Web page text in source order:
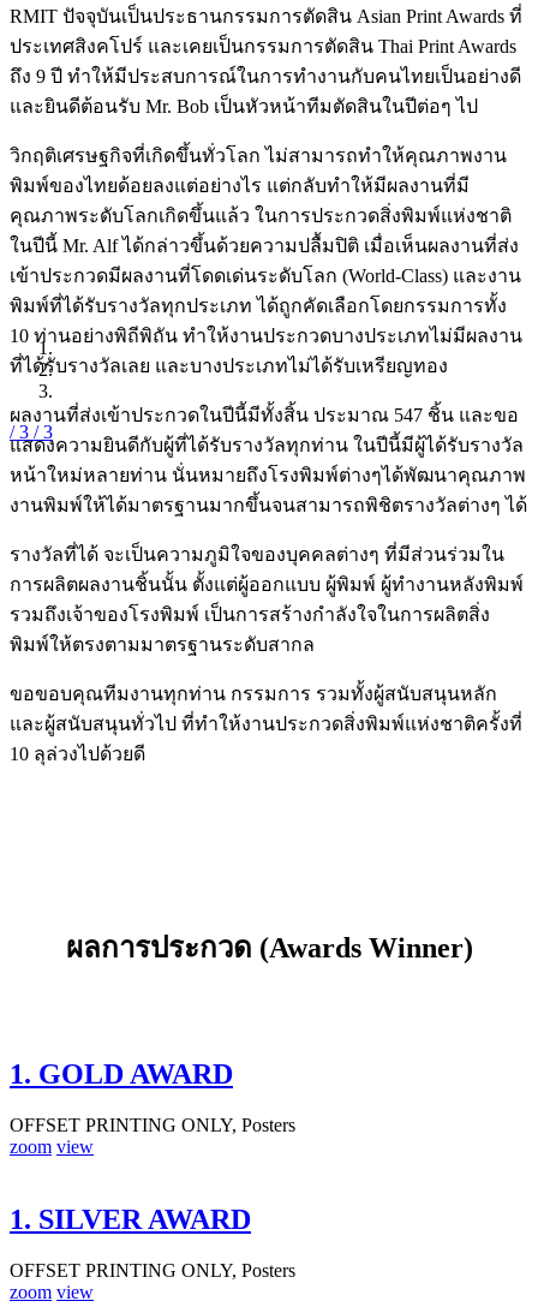
/ 3 / 3
RMIT ปัจจุบันเป็นประธานกรรมการตัดสิน Asian Print Awards ที่
ประเทศสิงคโปร์ และเคยเป็นกรรมการตัดสิน Thai Print Awards
ถึง 9 ปี ทำให้มีประสบการณ์ในการทำงานกับคนไทยเป็นอย่างดี
และยินดีต้อนรับ Mr. Bob เป็นหัวหน้าทีมตัดสินในปีต่อๆ ไป
วิกฤติเศรษฐกิจที่เกิดขึ้นทั่วโลก ไม่สามารถทำให้คุณภาพงาน
พิมพ์ของไทยด้อยลงแต่อย่างไร แต่กลับทำให้มีผลงานที่มี
คุณภาพระดับโลกเกิดขึ้นแล้ว ในการประกวดสิ่งพิมพ์แห่งชาติ
ในปีนี้ Mr. Alf ได้กล่าวขึ้นด้วยความปลื้มปิติ เมื่อเห็นผลงานที่ส่ง
เข้าประกวดมีผลงานที่โดดเด่นระดับโลก (World-Class) และงาน
พิมพ์ที่ได้รับรางวัลทุกประเภท ได้ถูกคัดเลือกโดยกรรมการทั้ง
10 ท่านอย่างพิถีพิถัน ทำให้งานประกวดบางประเภทไม่มีผลงาน
ที่ได้รับรางวัลเลย และบางประเภทไม่ได้รับเหรียญทอง
ผลงานที่ส่งเข้าประกวดในปีนี้มีทั้งสิ้น ประมาณ 547 ชิ้น และขอ
แสดงความยินดีกับผู้ที่ได้รับรางวัลทุกท่าน ในปีนี้มีผู้ได้รับรางวัล
หน้าใหม่หลายท่าน นั่นหมายถึงโรงพิมพ์ต่างๆได้พัฒนาคุณภาพ
งานพิมพ์ให้ได้มาตรฐานมากขึ้นจนสามารถพิชิตรางวัลต่างๆ ได้
รางวัลที่ได้ จะเป็นความภูมิใจของบุคคลต่างๆ ที่มีส่วนร่วมใน
การผลิตผลงานชิ้นนั้น ตั้งแต่ผู้ออกแบบ ผู้พิมพ์ ผู้ทำงานหลังพิมพ์
รวมถึงเจ้าของโรงพิมพ์ เป็นการสร้างกำลังใจในการผลิตสิ่ง
พิมพ์ให้ตรงตามมาตรฐานระดับสากล
ขอขอบคุณทีมงานทุกท่าน กรรมการ รวมทั้งผู้สนับสนุนหลัก
และผู้สนับสนุนทั่วไป ที่ทำให้งานประกวดสิ่งพิมพ์แห่งชาติครั้งที่
10 ลุล่วงไปด้วยดี
ผลการประกวด (Awards Winner)
1. GOLD AWARD
OFFSET PRINTING ONLY, Posters
zoom view
1. SILVER AWARD
OFFSET PRINTING ONLY, Posters
zoom view